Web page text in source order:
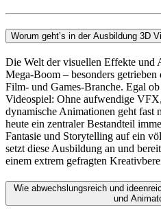
Worum geht’s in der Ausbildung 3D
Die Welt der visuellen Effekte und
Mega-Boom – besonders getrieben
Film- und Games-Branche. Egal
Videospiel: Ohne aufwendige
dynamische Animationen geht fast
heute ein zentraler Bestandteil
Fantasie und Storytelling auf ein
setzt diese Ausbildung an und
einem extrem gefragten
Wie abwechslungsreich und
und